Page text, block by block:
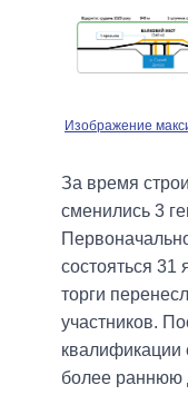
Изображение
За время
сменились 3
состояться 31
торги
участников.
квалификации
более раннюю